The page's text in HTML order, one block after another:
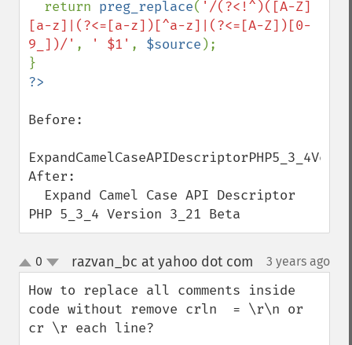
  return
preg_replace( '/(?<!^)([A-Z]
[a-z]|(?<=[a-z])[^a-z]|(?<=[A-Z])[0-
9_])/' , ' $1' , $source );
Before:
After:
PHP 5_3_4 Version 3_21 Beta
up
down
0 razvan_bc at yahoo dot com 3 years ago
How to replace all comments inside
code without remove crln  = \r\n or
cr \r each line?